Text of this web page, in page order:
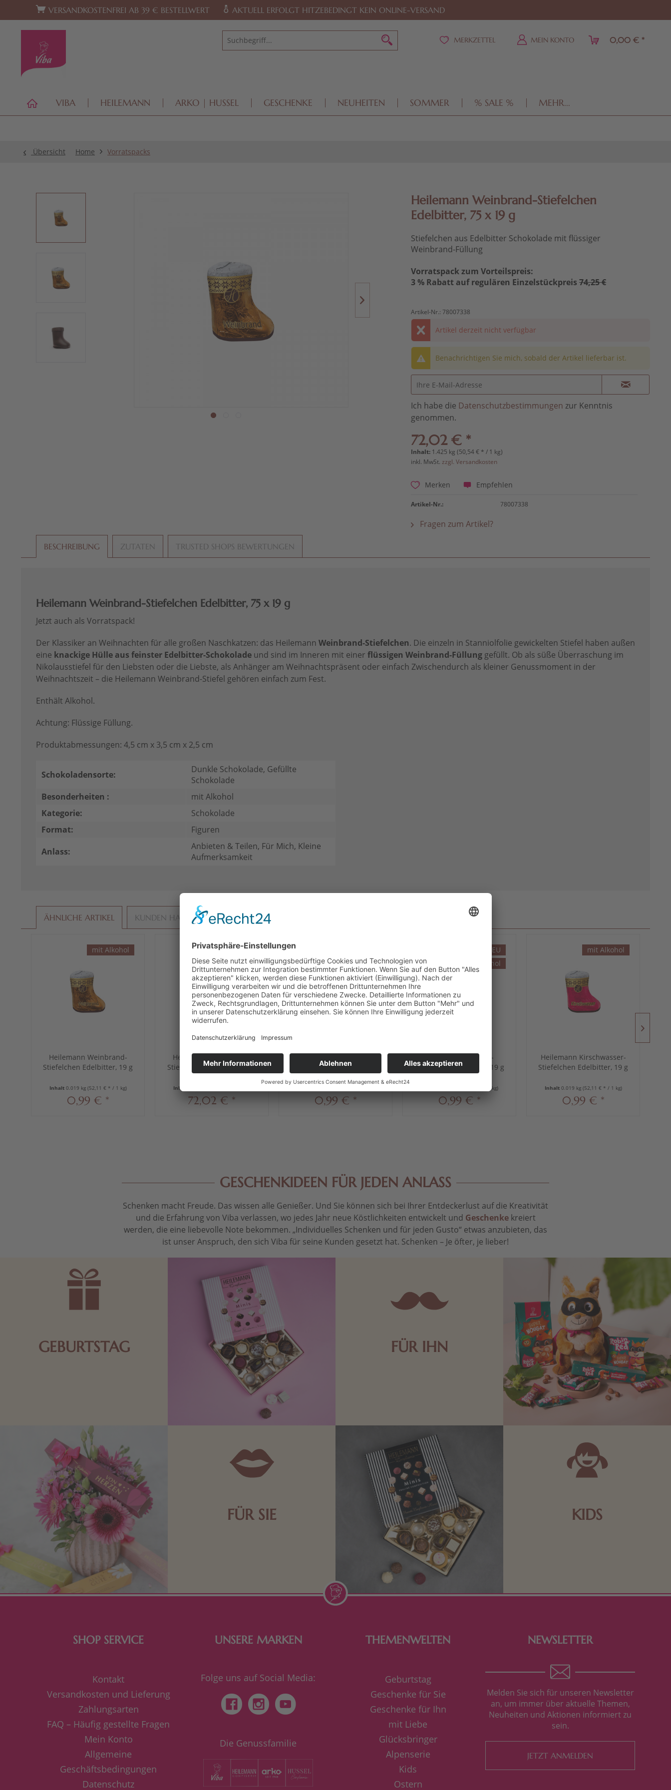
Zur Hauptnavigation springen Zum Footer springen
VERSANDKOSTENFREI AB 39 € BESTELLWERT AKTUELL ERFOLGT HITZEBEDINGT KEIN ONLINE-VERSAND
MERKZETTEL MEIN KONTO 0,00 € *
VIBA HEILEMANN ARKO | HUSSEL GESCHENKE NEUHEITEN SOMMER % SALE % MEHR...
Übersicht Home Vorratspacks
Heilemann Weinbrand-Stiefelchen
Edelbitter, 75 x 19 g
Stiefelchen aus Edelbitter Schokolade mit flüssiger
Weinbrand-Füllung
Vorratspack zum Vorteilspreis:
3 % Rabatt auf regulären Einzelstückpreis74,25 €
Artikel-Nr.:78007338
Artikel derzeit nicht verfügbar
Benachrichtigen Sie mich, sobald der Artikel lieferbar ist.
Ich habe die Datenschutzbestimmungen zur Kenntnis
genommen.
72,02 € *
Inhalt: 1.425 kg (50,54 € * / 1 kg)
inkl. MwSt.zzgl. Versandkosten
Merken Empfehlen
Artikel-Nr.: 78007338
Fragen zum Artikel?
BESCHREIBUNG ZUTATEN TRUSTED SHOPS BEWERTUNGEN
Heilemann Weinbrand-Stiefelchen Edelbitter, 75 x 19 g
Jetzt auch als Vorratspack!
Der Klassiker an Weihnachten für alle großen Naschkatzen: das Heilemann Weinbrand-Stiefelchen. Die einzeln in Stanniolfolie gewickelten Stiefel haben außen
eine knackige Hülle aus feinster Edelbitter-Schokolade und sind im Inneren mit einer flüssigen Weinbrand-Füllung gefüllt. Ob als süße Überraschung im
Nikolausstiefel für den Liebsten oder die Liebste, als Anhänger am Weihnachtspräsent oder einfach Zwischendurch als kleiner Genussmoment in der
Weihnachtszeit – die Heilemann Weinbrand-Stiefel gehören einfach zum Fest.
Enthält Alkohol.
Achtung: Flüssige Füllung.
Produktabmessungen: 4,5 cm x 3,5 cm x 2,5 cm
Schokoladensorte:
Dunkle Schokolade, Gefüllte
Schokolade
Besonderheiten :
mit Alkohol
Kategorie:
Schokolade
Format:
Figuren
Anlass:
Anbieten & Teilen, Für Mich, Kleine
Aufmerksamkeit
ÄHNLICHE ARTIKEL KUNDEN HABEN SICH EBENFALLS ANGESEHEN
mit Alkohol
Heilemann Weinbrand-
Stiefelchen Edelbitter, 19 g
Inhalt 0.019 kg (52,11 € * / 1 kg)
0,99 € *
Vorratspack
Heilemann Knickebein-
Stiefelchen Edelbitter, 75 x
Inhalt
72,02 € *
Stiefelchen Edelbitter, 19 g
0,99 € *
NEU
mit Alkohol
Heilemann Eierlikör-
Stiefelchen Edelbitter, 19 g
(52,11 € * / 1 kg)
0,99 € *
mit Alkohol
Heilemann Kirschwasser-
Stiefelchen Edelbitter, 19 g
Inhalt 0.019 kg (52,11 € * / 1 kg)
0,99 € *
GESCHENKIDEEN FÜR JEDEN ANLASS
Schenken macht Freude. Das wissen alle Genießer. Und Sie können sich bei Ihrer Entdeckerlust auf die Kreativität
und die Erfahrung von Viba verlassen, wo jedes Jahr neue Köstlichkeiten entwickelt und Geschenkekreiert
werden, die eine liebevolle Note bekommen. „Individuelles Schenken und für jeden Gusto“ etwas anzubieten, das
ist unser Anspruch, den sich Viba für seine Kunden gesetzt hat. Schenken – Je öfter, je lieber!
GEBURTSTAG FÜR IHN
FÜR SIE KIDS
SHOP SERVICE
Kontakt
Versandkosten und Lieferung
Zahlungsarten
FAQ – Häufig gestellte Fragen
Mein Konto
Allgemeine
Geschäftsbedingungen
Datenschutz
UNSERE MARKEN
Folge uns auf Social Media:
Die Genussfamilie
THEMENWELTEN
Geburtstag
Geschenke für Sie
Geschenke für Ihn
mit Liebe
Glücksbringer
Alpenserie
Kids
Ostern
NEWSLETTER
Melden Sie sich für unseren Newsletter
an, um immer über aktuelle Themen,
Neuheiten und Aktionen informiert zu
sein.
JETZT ANMELDEN